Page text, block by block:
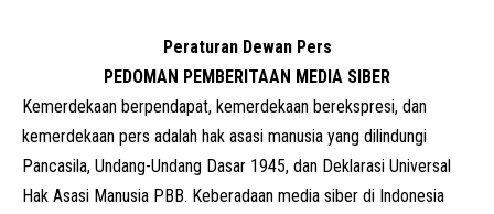
Peraturan Dewan Pers
PEDOMAN PEMBERITAAN MEDIA SIBER
Kemerdekaan berpendapat, kemerdekaan berekspresi, dan
kemerdekaan pers adalah hak asasi manusia yang dilindungi
Pancasila, Undang-Undang Dasar 1945, dan Deklarasi Universal
Hak Asasi Manusia PBB. Keberadaan media siber di Indonesia